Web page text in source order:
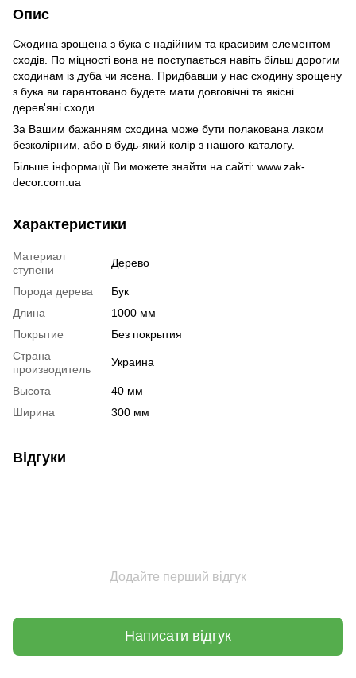
Опис
Сходина зрощена з бука є надійним та красивим елементом
сходів. По міцності вона не поступається навіть більш дорогим
сходинам із дуба чи ясена. Придбавши у нас сходину зрощену
з бука ви гарантовано будете мати довговічні та якісні
дерев'яні сходи.
За Вашим бажанням сходина може бути полакована лаком
безколірним, або в будь-який колір з нашого каталогу.
Більше інформації Ви можете знайти на сайті: www.zak-
decor.com.ua
Характеристики
Материал
ступени
Дерево
Порода дерева
Бук
Длина
1000 мм
Покрытие
Без покрытия
Страна
производитель
Украина
Высота
40 мм
Ширина
300 мм
Відгуки
Додайте перший відгук
Написати відгук